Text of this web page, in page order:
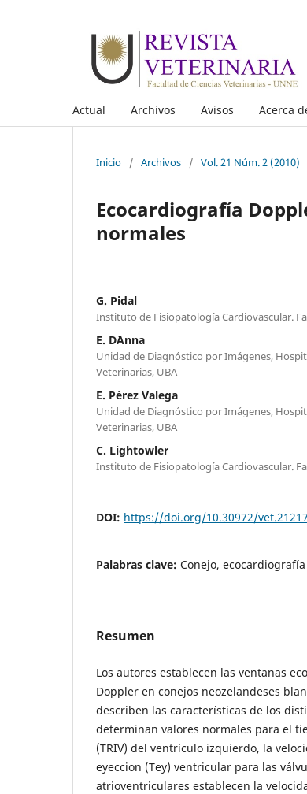
Actual Archivos Avisos Acerca
Inicio / Archivos / Vol. 21 Núm. 2 (2010)
Ecocardiografía
normales
G. Pidal
Instituto de Fisiopatología Cardiovascular.
E. D´Anna
Unidad de Diagnóstico por Imágenes,
Veterinarias, UBA
E. Pérez Valega
Unidad de Diagnóstico por Imágenes,
Veterinarias, UBA
C. Lightowler
Instituto de Fisiopatología Cardiovascular.
DOI: https://doi.org/10.30972/
Palabras clave: Conejo,
Resumen
Los autores establecen las ventanas
Doppler en conejos neozelandeses
describen las características de los
determinan valores normales para el
(TRIV) del ventrículo izquierdo, la
eyeccion (Tey) ventricular para las
atrioventriculares establecen la